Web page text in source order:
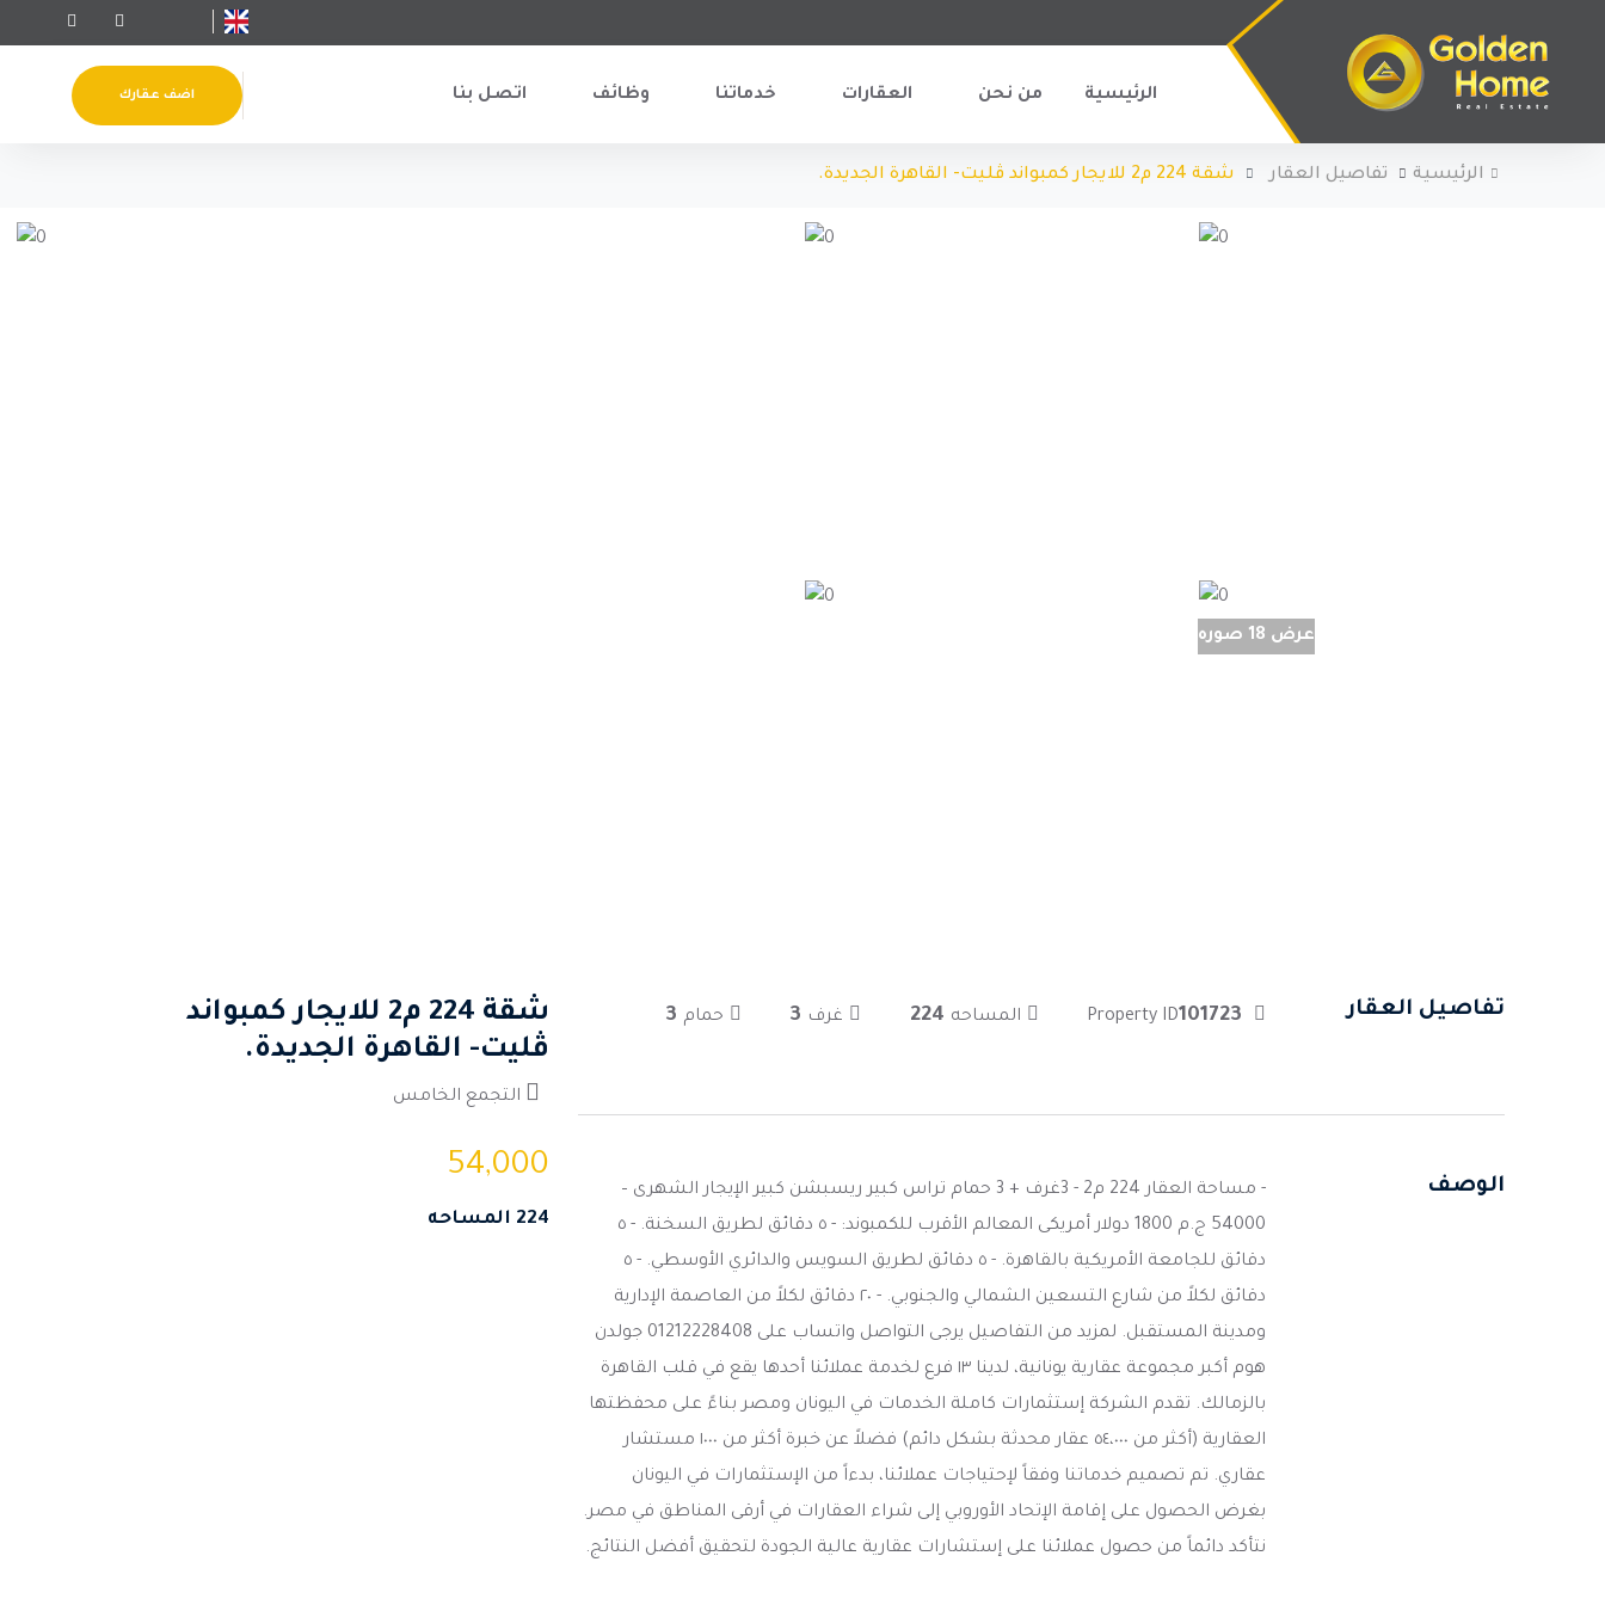
الرئيسية من نحن العقارات خدماتنا وظائف اتصل بنا اضف عقارك
الرئيسية تفاصيل العقار شقة 224 م2 للايجار كمبواند ڤليت- القاهرة الجديدة.
عرض 18 صوره
شقة 224 م2 للايجار كمبواند
ڤليت- القاهرة الجديدة.
التجمع الخامس
54,000
224 المساحه
تفاصيل العقار Property ID101723 المساحه 224 غرف 3 حمام 3
الوصف
- مساحة العقار 224 م2 - 3غرف + 3 حمام تراس كبير ريسبشن كبير الإيجار الشهرى –
54000 ج.م 1800 دولار أمريكى المعالم الأقرب للكمبوند: - ٥ دقائق لطريق السخنة. - ٥
دقائق للجامعة الأمريكية بالقاهرة. - ٥ دقائق لطريق السويس والدائري الأوسطي. - ٥
دقائق لكلاً من شارع التسعين الشمالي والجنوبي. - ٢٠ دقائق لكلاً من العاصمة الإدارية
ومدينة المستقبل. لمزيد من التفاصيل يرجى التواصل واتساب على 01212228408 جولدن
هوم أكبر مجموعة عقارية يونانية، لدينا ١٣ فرع لخدمة عملائنا أحدها يقع في قلب القاهرة
بالزمالك. تقدم الشركة إستثمارات كاملة الخدمات في اليونان ومصر بناءً على محفظتها
العقارية (أكثر من ٥٤،٠٠٠ عقار محدثة بشكل دائم) فضلاً عن خبرة أكثر من ١٠٠٠ مستشار
عقاري. تم تصميم خدماتنا وفقاً لإحتياجات عملائنا، بدءاً من الإستثمارات في اليونان
بغرض الحصول على إقامة الإتحاد الأوروبي إلى شراء العقارات في أرقى المناطق في مصر.
نتأكد دائماً من حصول عملائنا على إستشارات عقارية عالية الجودة لتحقيق أفضل النتائج.